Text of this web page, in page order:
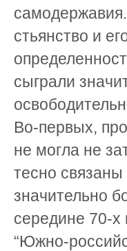
стьянство и
сыграли
Во-первых,
не могла не
тесно
значительно
середине 70-х
“Южно-